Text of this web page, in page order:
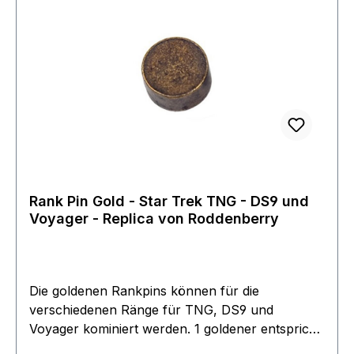
Rank Pin Gold - Star Trek TNG - DS9 und
Voyager - Replica von Roddenberry
Die goldenen Rankpins können für die
verschiedenen Ränge für TNG, DS9 und
Voyager kominiert werden. 1 goldener entspricht